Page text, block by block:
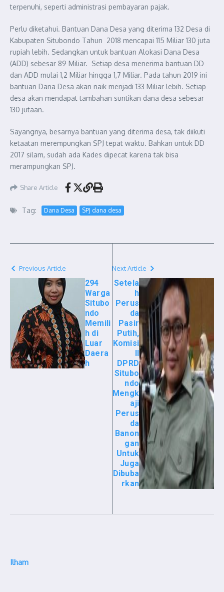
terpenuhi, seperti administrasi pembayaran pajak.
Perlu diketahui. Bantuan Dana Desa yang diterima 132 Desa di
Kabupaten Situbondo Tahun 2018 mencapai 115 Miliar 130 juta
rupiah lebih. Sedangkan untuk bantuan Alokasi Dana Desa
(ADD) sebesar 89 Miliar. Setiap desa menerima bantuan DD
dan ADD mulai 1,2 Miliar hingga 1,7 Miliar. Pada tahun 2019 ini
bantuan Dana Desa akan naik menjadi 133 Miliar lebih. Setiap
desa akan mendapat tambahan suntikan dana desa sebesar
130 jutaan.
Sayangnya, besarnya bantuan yang diterima desa, tak diikuti
ketaatan merempungkan SPJ tepat waktu. Bahkan untuk DD
2017 silam, sudah ada Kades dipecat karena tak bisa
merampungkan SPJ.
Share Article
Tag: Dana Desa SPJ dana desa
Previous Article
294
Warga
Situbo
ndo
Memili
h di
Luar
Daera
h
Next Article
Setela
h
Perus
da
Pasir
Putih,
Komisi
II
DPRD
Situbo
ndo
Mengk
aji
Perus
da
Banon
gan
Untuk
Juga
Dibuba
rkan
Ilham